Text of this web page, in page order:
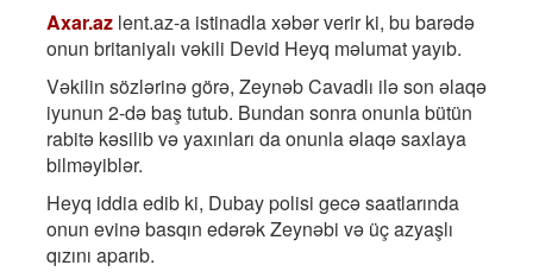
Axar.az lent.az-a istinadla xəbər verir ki, bu barədə
onun britaniyalı vəkili Devid Heyq məlumat yayıb.
Vəkilin sözlərinə görə, Zeynəb Cavadlı ilə son əlaqə
iyunun 2-də baş tutub. Bundan sonra onunla bütün
rabitə kəsilib və yaxınları da onunla əlaqə saxlaya
bilməyiblər.
Heyq iddia edib ki, Dubay polisi gecə saatlarında
onun evinə basqın edərək Zeynəbi və üç azyaşlı
qızını aparıb.